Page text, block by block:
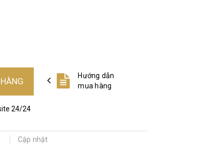
Hướng dẫn
mua hàng
24/24
Cập nhật